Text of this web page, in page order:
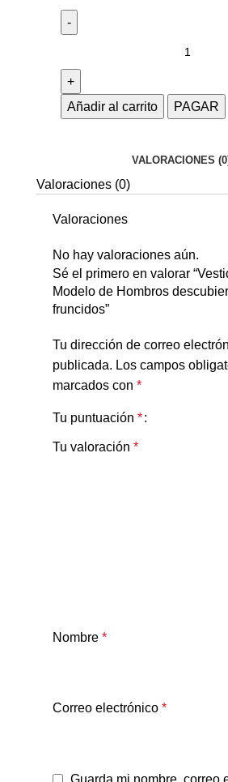
Añadir al carrito PAGAR
VALORACIONES
Valoraciones (0)
Valoraciones
No hay valoraciones aún.
Sé el primero en valorar
Modelo de Hombros
fruncidos”
Tu dirección de correo
publicada. Los campos
marcados con *
Tu puntuación *
Tu valoración *
Nombre *
Correo electrónico *